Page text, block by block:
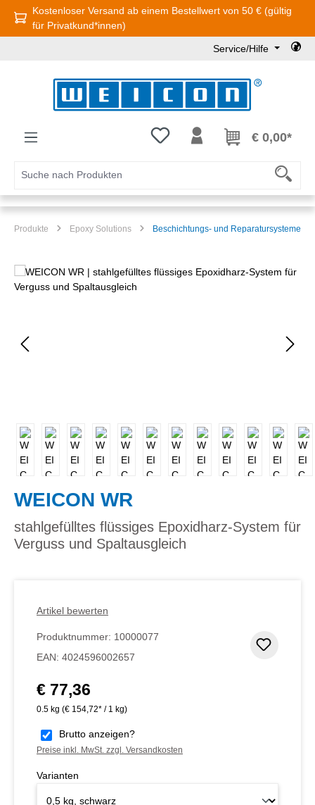
Zum Hauptinhalt springen
Kostenloser Versand ab einem Bestellwert von 50 € (gültig
für Privatkund*innen)
Service/Hilfe
Du hast 0 Produkte auf dem
€ 0,00*
Produkte Epoxy Solutions Beschichtungs- und Reparatursysteme
Bildergalerie überspringen
WEICON WR
stahlgefülltes flüssiges Epoxidharz-System für
Verguss und Spaltausgleich
Artikel bewerten
Produktnummer: 10000077
EAN: 4024596002657
Regulärer Preis:
€ 77,36
0.5 kg (€ 154,72* / 1 kg)
Brutto anzeigen?
Preise inkl. MwSt. zzgl. Versandkosten
Varianten